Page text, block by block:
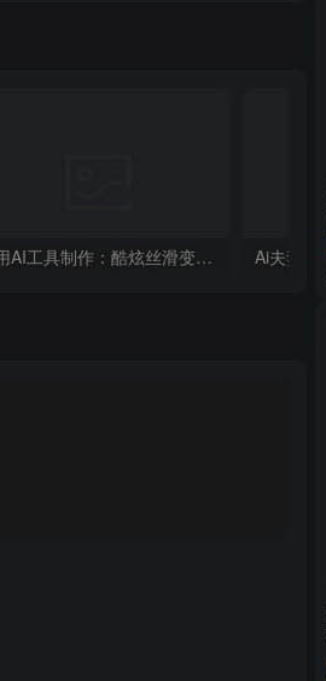
利用AI工具制作：酷炫丝滑变装视频，流量爆炸，轻松日入5张+